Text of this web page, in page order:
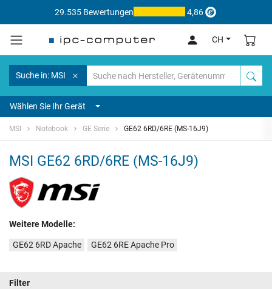
29.535 Bewertungen 4,86
CH
Suche in: MSI
Wählen Sie Ihr Gerät
MSI Notebook GE Serie GE62 6RD/6RE (MS-16J9)
MSI GE62 6RD/6RE (MS-16J9)
Weitere Modelle:
GE62 6RD Apache GE62 6RE Apache Pro
Filter